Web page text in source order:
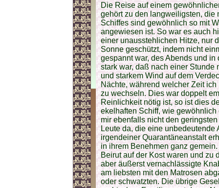
Die Reise auf einem
gehört zu den langweiligsten, die
Schiffes sind gewöhnlich so mit
angewiesen ist. So war es auch
einer unausstehlichen Hitze, nur
Sonne geschützt, indem nicht
gespannt war, des Abends und
stark war, daß nach einer
und starkem Wind auf dem
Nächte, während welcher Zeit
zu wechseln. Dies war doppelt
Reinlichkeit nötig ist, so ist dies
ekelhaften Schiff, wie
mir ebenfalls nicht den
Leute da, die eine
irgendeiner Quarantäneanstalt
in ihrem Benehmen ganz
Beirut auf der Kost waren und zu
aber äußerst vernachlässigte
am liebsten mit den Matrosen
oder schwatzten. Die übrige